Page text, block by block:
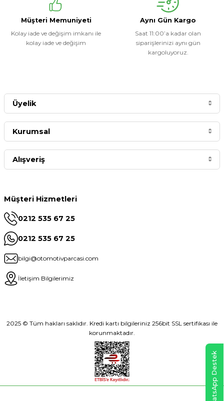
Müşteri Memuniyeti
Kolay iade ve değişim imkanı ile
kolay iade ve değişim
Aynı Gün Kargo
Saat 11:00’a kadar olan
siparişlerinizi aynı gün
kargoluyoruz.
Müşteri Hizmetleri
0212 535 67 25
0212 535 67 25
bilgi@otomotivparcasi.com
İletişim Bilgilerimiz
Üyelik
Kurumsal
Alışveriş
2025 © Tüm hakları saklıdır. Kredi kartı bilgileriniz 256bit SSL sertifikası ile
korunmaktadır.
WhatsApp Destek